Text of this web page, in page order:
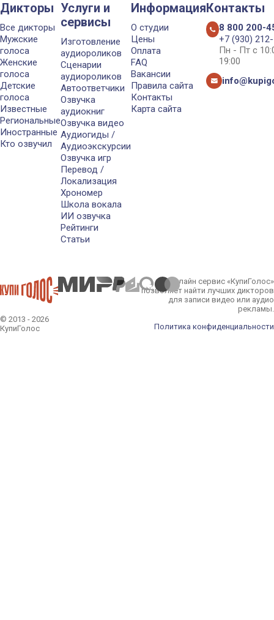
Дикторы
Все дикторы
Мужские
голоса
Женские
голоса
Детские
голоса
Известные
Региональные
Иностранные
Кто озвучил
Услуги и
сервисы
Изготовление
аудиороликов
Сценарии
аудиороликов
Автоответчики
Озвучка
аудиокниг
Озвучка видео
Аудиогиды /
Аудиоэкскурсии
Озвучка игр
Перевод /
Локализация
Хрономер
Школа вокала
ИИ озвучка
Рейтинги
Статьи
Информация
О студии
Цены
Оплата
FAQ
Вакансии
Правила сайта
Контакты
Карта сайта
Контакты
8 800 200-
+7 (930)
Пн - Пт с
19:00
© 2013 - 2026
КупиГолос
Онлайн сервис «КупиГолос»
позволяет найти лучших дикторов
для записи видео или аудио
рекламы.
Политика конфиденциальности